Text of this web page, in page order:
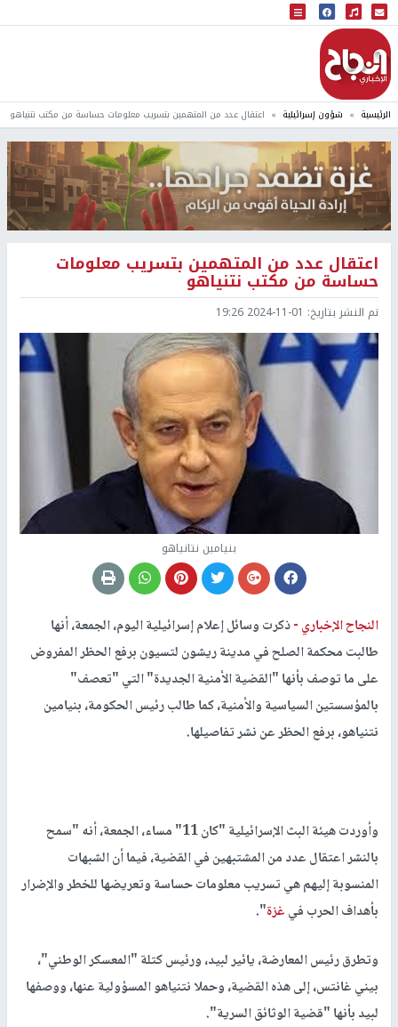
البث المباشر
إذاعة النجاح
الرئيسية شؤون إسرائيلية اعتقال عدد من المتهمين بتسريب معلومات حساسة من مكتب نتنياهو
اعتقال عدد من المتهمين بتسريب معلومات
حساسة من مكتب نتنياهو
تم النشر بتاريخ: 2024-11-01 19:26
بنيامين نتانياهو
النجاح الإخباري -ذكرت وسائل إعلام إسرائيلية اليوم، الجمعة، أنها
طالبت محكمة الصلح في مدينة ريشون لتسيون برفع الحظر المفروض
على ما توصف بأنها "القضية الأمنية الجديدة" التي "تعصف"
بالمؤسستين السياسية والأمنية، كما طالب رئيس الحكومة، بنيامين
نتنياهو، برفع الحظر عن نشر تفاصيلها.
وأوردت هيئة البث الإسرائيلية "كان 11" مساء، الجمعة، أنه "سمح
بالنشر اعتقال عدد من المشتبهين في القضية، فيما أن الشبهات
المنسوبة إليهم هي تسريب معلومات حساسة وتعريضها للخطر والإضرار
بأهداف الحرب فيغزة".
وتطرق رئيس المعارضة، يائير لبيد، ورئيس كتلة "المعسكر الوطني"،
بيني غانتس، إلى هذه القضية، وحملا نتنياهو المسؤولية عنها، ووصفها
لبيد بأنها "قضية الوثائق السرية".